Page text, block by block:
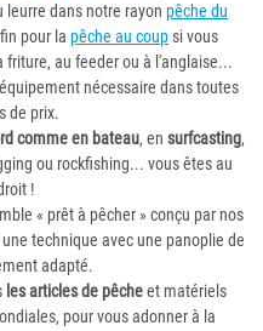
leurre dans notre rayon pêche du
pour la pêche au coup si vous
friture, au feeder ou à l'anglaise...
nécessaire dans toutes
de prix.
comme en bateau, en surfcasting,
ou rockfishing... vous êtes au
!
« prêt à pêcher » conçu par nos
technique avec une panoplie de
adapté.
les articles de pêcheet matériels
pour vous adonner à la